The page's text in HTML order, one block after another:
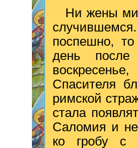
Ни жены
поспешно,
день
Спасителя
римской
стала
Саломия и
ко гробу с